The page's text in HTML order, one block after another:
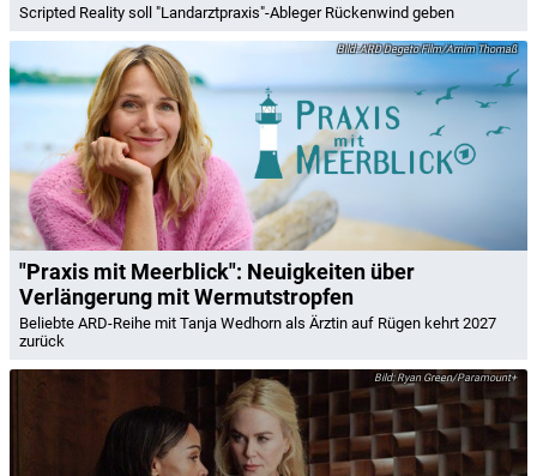
Scripted Reality soll "Landarztpraxis"-Ableger Rückenwind geben
ARD Degeto Film/Arnim Thomaß
"Praxis mit Meerblick": Neuigkeiten über
Verlängerung mit Wermutstropfen
Beliebte ARD-Reihe mit Tanja Wedhorn als Ärztin auf Rügen kehrt 2027
zurück
Ryan Green/Paramount+